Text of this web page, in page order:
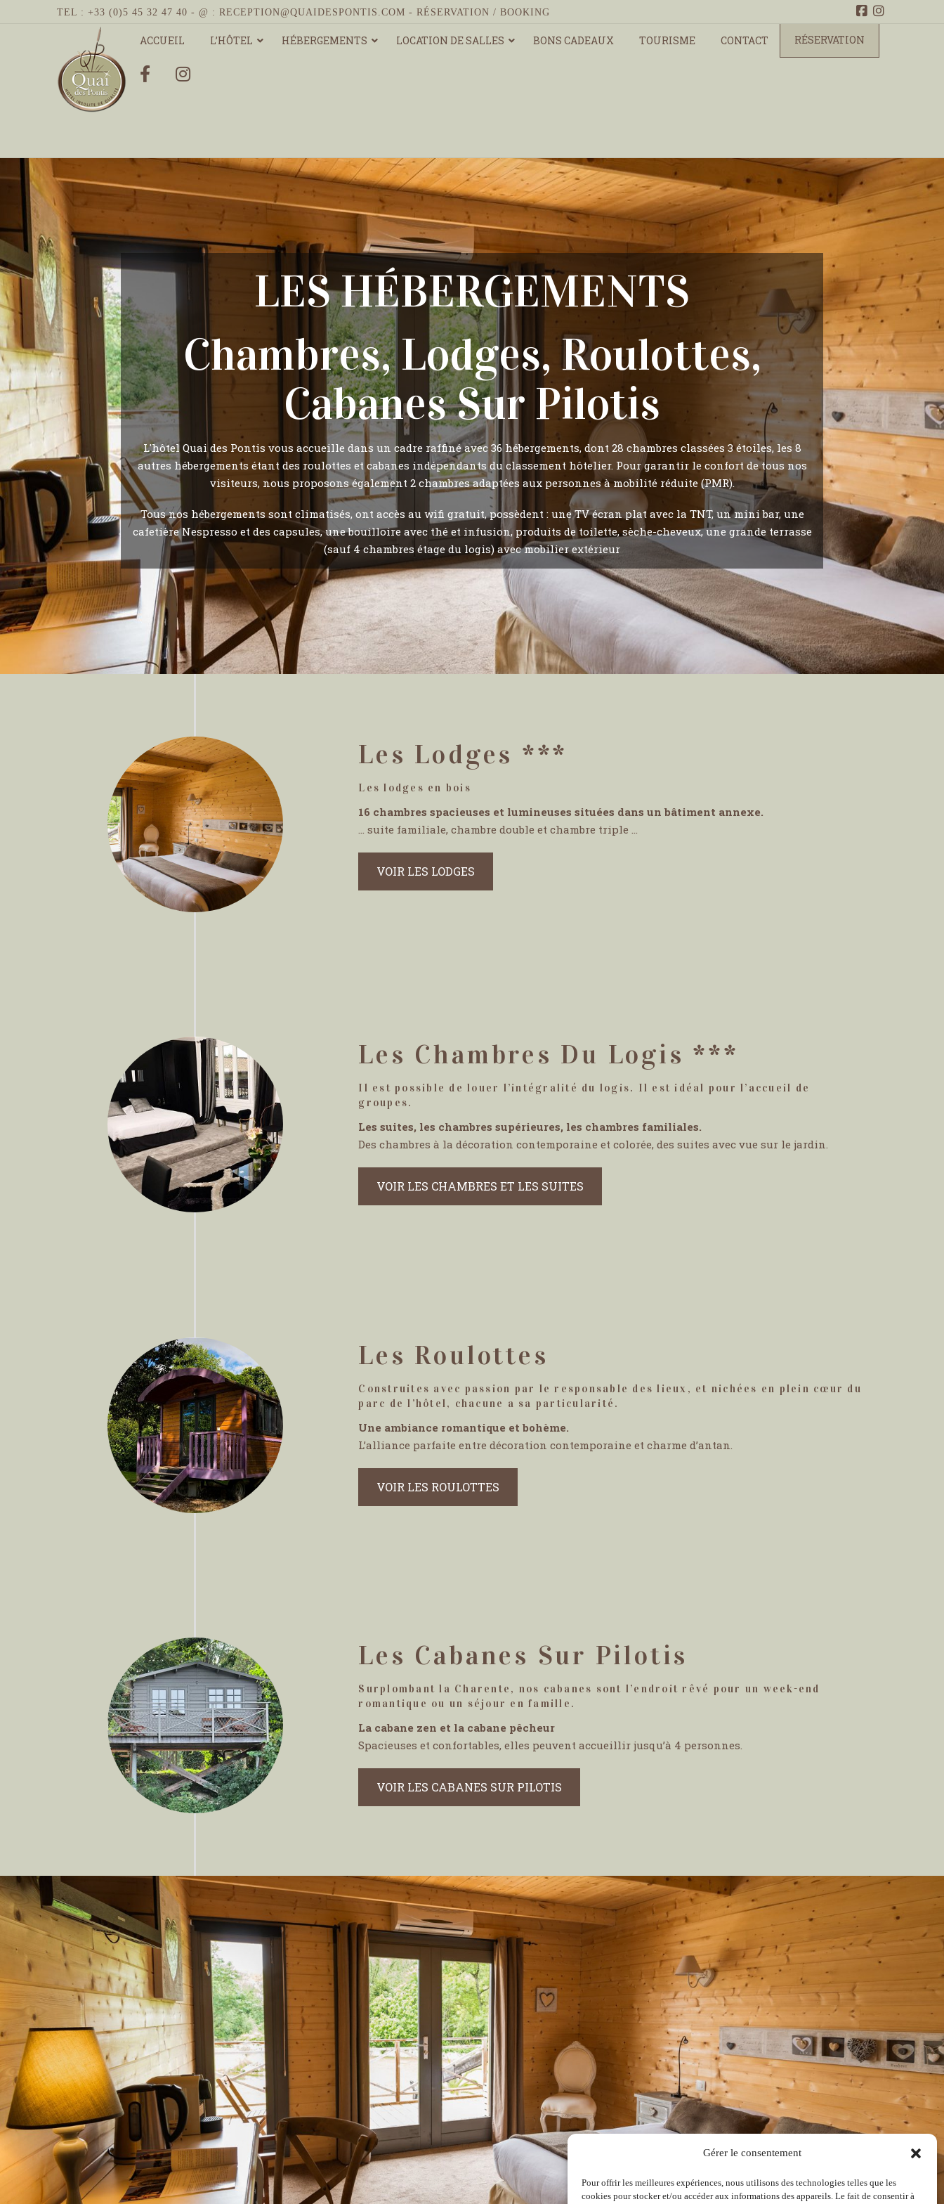
Gérer le consentement
Pour offrir les meilleures expériences, nous utilisons des technologies telles que les
cookies pour stocker et/ou accéder aux informations des appareils. Le fait de consentir à
TEL : +33 (0)5 45 32 47 40 - @ : RECEPTION@QUAIDESPONTIS.COM - RÉSERVATION / BOOKING
ACCUEIL L’HÔTEL HÉBERGEMENTS LOCATION DE SALLES BONS CADEAUX TOURISME CONTACT RÉSERVATION
LES HÉBERGEMENTS
Chambres, Lodges, Roulottes,
Cabanes Sur Pilotis
L'hôtel Quai des Pontis vous accueille dans un cadre raffiné avec 36 hébergements, dont 28 chambres classées 3 étoiles, les 8
autres hébergements étant des roulottes et cabanes indépendants du classement hôtelier. Pour garantir le confort de tous nos
visiteurs, nous proposons également 2 chambres adaptées aux personnes à mobilité réduite (PMR).
Tous nos hébergements sont climatisés, ont accès au wifi gratuit, possèdent : une TV écran plat avec la TNT, un mini bar, une
cafetière Nespresso et des capsules, une bouilloire avec thé et infusion, produits de toilette, sèche-cheveux, une grande terrasse
(sauf 4 chambres étage du logis) avec mobilier extérieur
Les Lodges ***
Les lodges en bois
16 chambres spacieuses et lumineuses situées dans un bâtiment annexe.
... suite familiale, chambre double et chambre triple ...
VOIR LES LODGES
Les Chambres Du Logis ***
Il est possible de louer l’intégralité du logis. Il est idéal pour l’accueil de
groupes.
Les suites, les chambres supérieures, les chambres familiales.
Des chambres à la décoration contemporaine et colorée, des suites avec vue sur le jardin.
VOIR LES CHAMBRES ET LES SUITES
Les Roulottes
Construites avec passion par le responsable des lieux, et nichées en plein cœur du
parc de l’hôtel, chacune a sa particularité.
Une ambiance romantique et bohème.
L’alliance parfaite entre décoration contemporaine et charme d’antan.
VOIR LES ROULOTTES
Les Cabanes Sur Pilotis
Surplombant la Charente, nos cabanes sont l’endroit rêvé pour un week-end
romantique ou un séjour en famille.
La cabane zen et la cabane pêcheur
Spacieuses et confortables, elles peuvent accueillir jusqu’à 4 personnes.
VOIR LES CABANES SUR PILOTIS